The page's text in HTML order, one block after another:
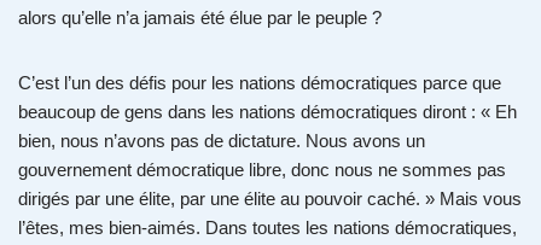
alors qu’elle n’a jamais été élue par le peuple ?
C’est l’un des défis pour les nations démocratiques parce que
beaucoup de gens dans les nations démocratiques diront : « Eh
bien, nous n’avons pas de dictature. Nous avons un
gouvernement démocratique libre, donc nous ne sommes pas
dirigés par une élite, par une élite au pouvoir caché. » Mais vous
l’êtes, mes bien-aimés. Dans toutes les nations démocratiques,